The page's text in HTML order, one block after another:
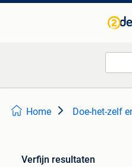
Home Doe-het-zelf
Verfijn resultaten